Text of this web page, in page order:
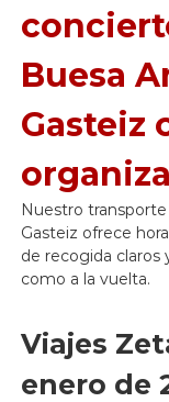
Buesa
Gasteiz
Nuestro
Gasteiz ofrece
de recogida claros
como a la vuelta.
Viajes
enero de